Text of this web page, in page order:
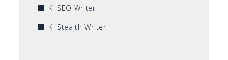
KI SEO Writer
KI Stealth Writer